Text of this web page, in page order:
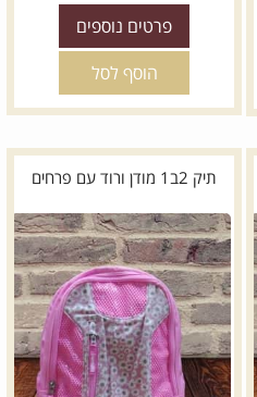
פרטים נוספים
הוסף לסל
תיק 2ב1 מודן ורוד עם פרחים